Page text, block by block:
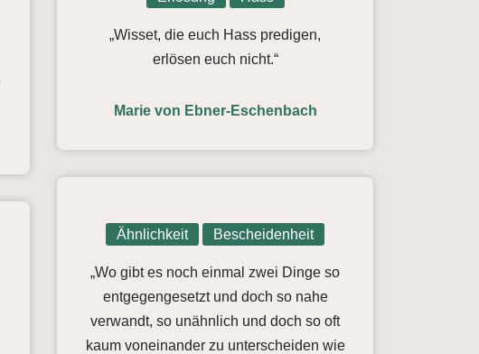
„Wisset, die euch Hass predigen,
erlösen euch nicht.“
Marie von Ebner-Eschenbach
Ähnlichkeit Bescheidenheit
„Wo gibt es noch einmal zwei Dinge so
entgegengesetzt und doch so nahe
verwandt, so unähnlich und doch so oft
kaum voneinander zu unterscheiden wie